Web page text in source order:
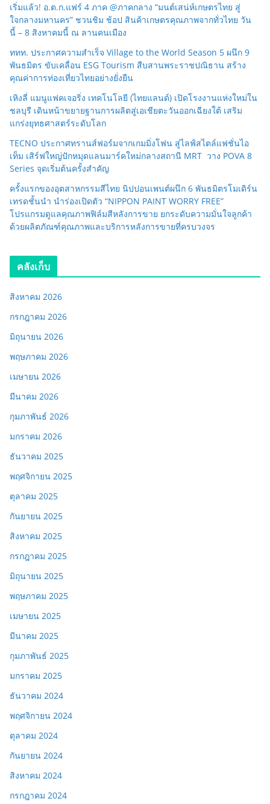
เริ่มแล้ว! อ.ต.ก.แฟร์ 4 ภาค @ภาคกลาง “มนต์เสน่ห์เกษตรไทย สู่
ใจกลางมหานคร” ชวนชิม ช้อป สินค้าเกษตรคุณภาพจากทั่วไทย วัน
นี้ – 8 สิงหาคมนี้ ณ ลานคนเมือง
ททท. ประกาศความสำเร็จ Village to the World Season 5 ผนึก 9
พันธมิตร ขับเคลื่อน ESG Tourism สืบสานพระราชปณิธาน สร้าง
คุณค่าการท่องเที่ยวไทยอย่างยั่งยืน
เหิงลี่ แมนูแฟคเจอริ่ง เทคโนโลยี (ไทยแลนด์) เปิดโรงงานแห่งใหม่ใน
ชลบุรี เดินหน้าขยายฐานการผลิตสู่เอเชียตะวันออกเฉียงใต้ เสริม
แกร่งยุทธศาสตร์ระดับโลก
TECNO ประกาศทรานส์ฟอร์มจากเกมมิ่งโฟน สู่ไลฟ์สไตล์แฟชั่นไอ
เท็ม เสิร์ฟใหญ่ปักหมุดแลนมาร์คใหม่กลางสถานี MRT วาง POVA 8
Series จุดเริ่มต้นครั้งสำคัญ
ครั้งแรกของอุตสาหกรรมสีไทย นิปปอนเพนต์ผนึก 6 พันธมิตรโมเดิร์น
เทรดชั้นนำ นำร่องเปิดตัว “NIPPON PAINT WORRY FREE”
โปรแกรมดูแลคุณภาพฟิล์มสีหลังการขาย ยกระดับความมั่นใจลูกค้า
ด้วยผลิตภัณฑ์คุณภาพและบริการหลังการขายที่ครบวงจร
คลังเก็บ
สิงหาคม 2026
กรกฎาคม 2026
มิถุนายน 2026
พฤษภาคม 2026
เมษายน 2026
มีนาคม 2026
กุมภาพันธ์ 2026
มกราคม 2026
ธันวาคม 2025
พฤศจิกายน 2025
ตุลาคม 2025
กันยายน 2025
สิงหาคม 2025
กรกฎาคม 2025
มิถุนายน 2025
พฤษภาคม 2025
เมษายน 2025
มีนาคม 2025
กุมภาพันธ์ 2025
มกราคม 2025
ธันวาคม 2024
พฤศจิกายน 2024
ตุลาคม 2024
กันยายน 2024
สิงหาคม 2024
กรกฎาคม 2024